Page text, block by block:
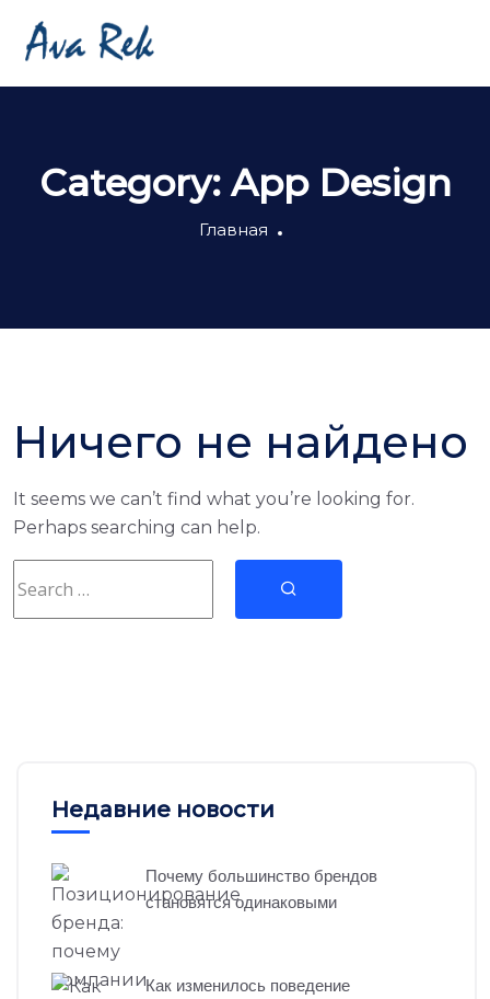
Category:App Design
Главная
Ничего не найдено
It seems we can’t find what you’re looking for.
Perhaps searching can help.
Недавние новости
Почему большинство брендов
становятся одинаковыми
Как изменилось поведение